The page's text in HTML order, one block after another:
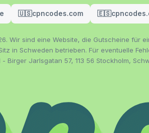
🇺🇸cpncodes.com 🇪🇸
Wir sind eine Website, die Gutscheine für
in Schweden betrieben. Für eventuelle
- Birger Jarlsgatan 57, 113 56 Stockholm,